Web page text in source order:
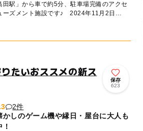
田駅」から車で約5分、駐車場完備のアクセ
ーズメント施設です♪ 2024年11月2日
たいおススメの新ス
保存
623
2件
かしのゲーム機や縁日・屋台に大人も